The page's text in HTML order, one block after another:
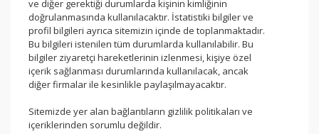
ve diğer gerektiği durumlarda kişinin kimliğinin
doğrulanmasında kullanılacaktır. İstatistiki bilgiler ve
profil bilgileri ayrıca sitemizin içinde de toplanmaktadır.
Bu bilgileri istenilen tüm durumlarda kullanılabilir. Bu
bilgiler ziyaretçi hareketlerinin izlenmesi, kişiye özel
içerik sağlanması durumlarında kullanılacak, ancak
diğer firmalar ile kesinlikle paylaşılmayacaktır.
Sitemizde yer alan bağlantıların gizlilik politikaları ve
içeriklerinden sorumlu değildir.